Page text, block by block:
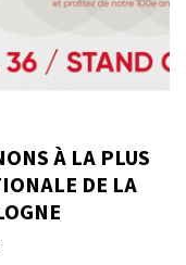
À LA PLUS
DE LA